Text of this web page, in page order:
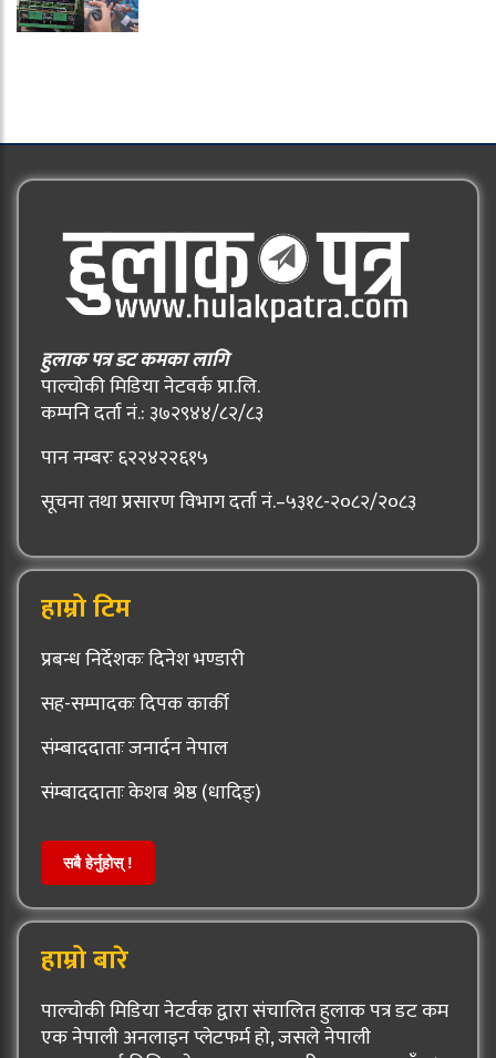
हुलाक पत्र डट कमका लागि
पाल्चोकी मिडिया नेटवर्क प्रा.लि.
कम्पनि दर्ता नं.: ३७२९४४/८२/८३
पान नम्बरः ६२२४२२६१५
सूचना तथा प्रसारण विभाग दर्ता नं.–५३१८-२०८२/२०८३
हाम्रो टिम
प्रबन्ध निर्देशकः दिनेश भण्डारी
सह-सम्पादकः दिपक कार्की
संम्बाददाताः जनार्दन नेपाल
संम्बाददाताः केशब श्रेष्ठ (धादिङ्)
सबै हेर्नुहोस् !
हाम्रो बारे
पाल्चोकी मिडिया नेटर्वक द्वारा संचालित हुलाक पत्र डट कम
एक नेपाली अनलाइन प्लेटफर्म हो, जसले नेपाली